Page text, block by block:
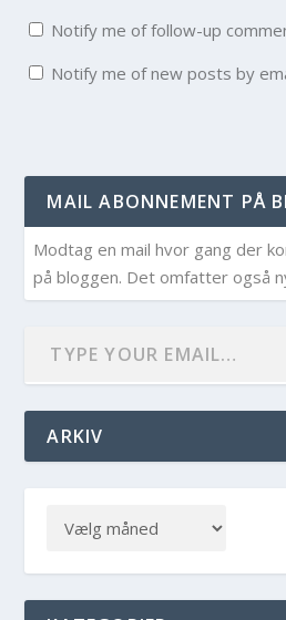
Notify me of follow-up
Notify me of new posts by
MAIL ABONNEMENT PÅ
Modtag en mail hvor gang der
på bloggen. Det omfatter også
ARKIV